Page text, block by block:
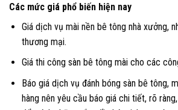
Các mức giá phổ biến hiện nay
Giá dịch vụ mài nền bê tông nhà xưởng,
thương mại.
Giá thi công sàn bê tông mài cho các
Báo giá dịch vụ đánh bóng sàn bê tông,
hàng nên yêu cầu báo giá chi tiết, rõ